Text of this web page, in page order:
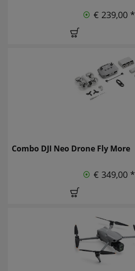
€ 239,00 *
Combo DJI Neo Drone Fly More
€ 349,00 *